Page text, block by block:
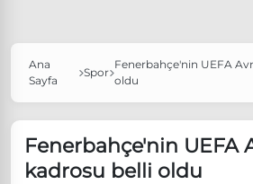
Popüler Aramalar
Özgür Özel, Ekrem
Ünlü çift bir etkinliğe daha
Ana
Sayfa
Spor
Fenerbahçe'nin UEFA
oldu
Fenerbahçe'nin UEFA
kadrosu belli oldu